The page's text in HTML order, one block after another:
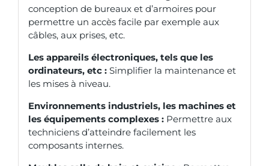
conception de bureaux et d’armoires pour
permettre un accès facile par exemple aux
câbles, aux prises, etc.
Les appareils électroniques, tels que les
ordinateurs, etc :Simplifier la maintenance et
les mises à niveau.
Environnements industriels, les machines et
les équipements complexes :Permettre aux
techniciens d’atteindre facilement les
composants internes.